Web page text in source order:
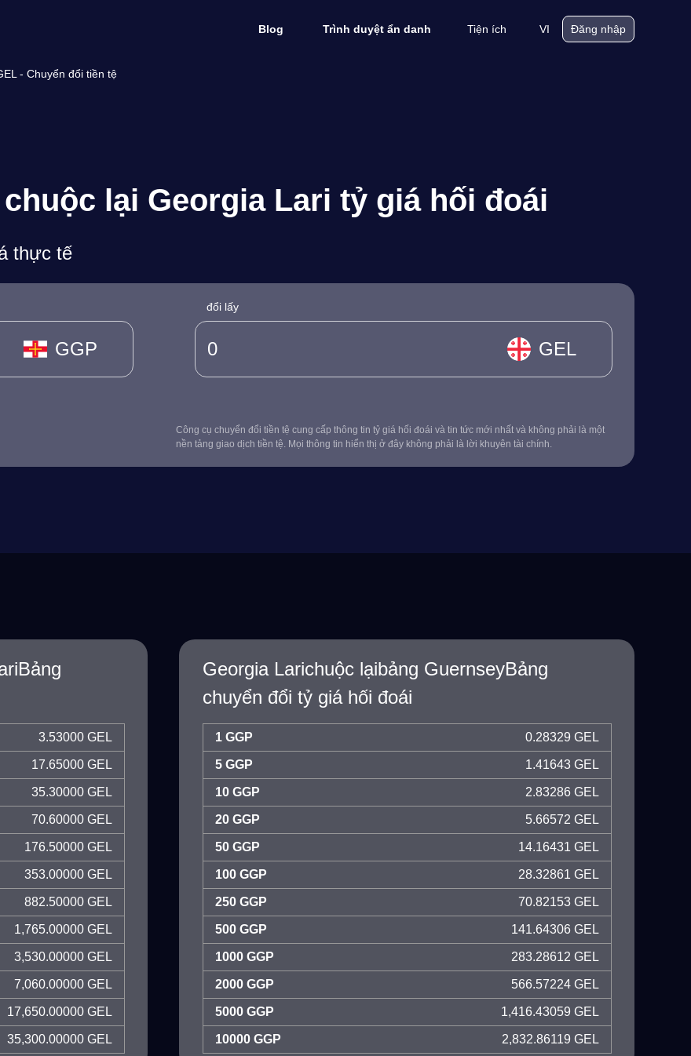
Blog Trình duyệt ẩn danh Tiện ích VI Đăng nhập
- Chuyển đổi tiền tệ
lại Georgia Lari tỷ giá hối đoái
thực tế
GGP
đổi lấy
GEL
Công cụ chuyển đổi tiền tệ cung cấp thông tin tỷ giá hối đoái và tin tức mới nhất và không phải là một
nền tảng giao dịch tiền tệ. Mọi thông tin hiển thị ở đây không phải là lời khuyên tài chính.
3.53000 GEL
17.65000 GEL
35.30000 GEL
70.60000 GEL
176.50000 GEL
353.00000 GEL
882.50000 GEL
1,765.00000 GEL
3,530.00000 GEL
7,060.00000 GEL
17,650.00000 GEL
35,300.00000 GEL
Georgia Larichuộc lạibảng GuernseyBảng
chuyển đổi tỷ giá hối đoái
1 GGP 0.28329 GEL
5 GGP 1.41643 GEL
10 GGP 2.83286 GEL
20 GGP 5.66572 GEL
50 GGP 14.16431 GEL
100 GGP 28.32861 GEL
250 GGP 70.82153 GEL
500 GGP 141.64306 GEL
1000 GGP 283.28612 GEL
2000 GGP 566.57224 GEL
5000 GGP 1,416.43059 GEL
10000 GGP 2,832.86119 GEL